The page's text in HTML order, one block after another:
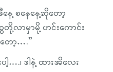
စနေနေ့ဆိုတော့
ာမှာမို့ ဟင်းကောင်း
တော့….”
ါ့….၊ ဒါနဲ့ ထားအိလေး